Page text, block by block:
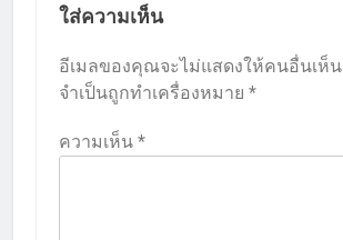
ใส่ความเห็น
อีเมลของคุณจะไม่แสดงให้คนอื่นเห็น
จำเป็นถูกทำเครื่องหมาย *
ความเห็น *